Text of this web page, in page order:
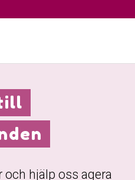
hjälp oss agera